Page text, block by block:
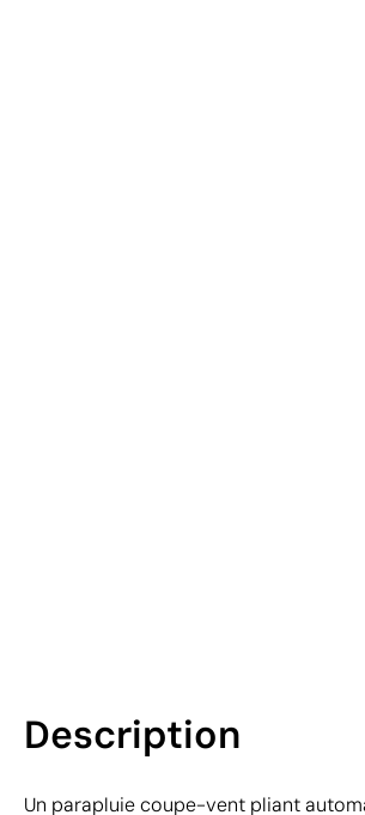
Description
Un parapluie coupe-vent pliant